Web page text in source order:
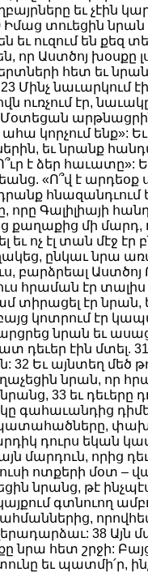
եւ չէին
տուեցին նրան
եւ ուզում են քեզ
որ Աստծոյ խօսքը
հետ եւ
Մինչ նաւարկում
ուռչում էր,
կորչում ենք»:
եւ նրանք
է ձեր
«Ո՞վ է արդեօք
հնազանդւում
որը Գալիլիայի
մի մարդ,
ոչ էլ տան մէջ էր
ընկաւ նրա
բարձրեալ
հրաման էր տալիս
տիրացել էր նրան,
կոտրում էր
նրան եւ
դեւեր էին մտել.
32 Եւ այնտեղ մեծ
նրան, որ
33 եւ դեւերը
գահաւանդից
դուրս եկան
մարդուն, որից
ոտքերի մօտ –
նրանց, թէ
գտնուող
սահմաններից,
38 Այն
նրա հետ շրջի:
եւ պատմի՛ր,